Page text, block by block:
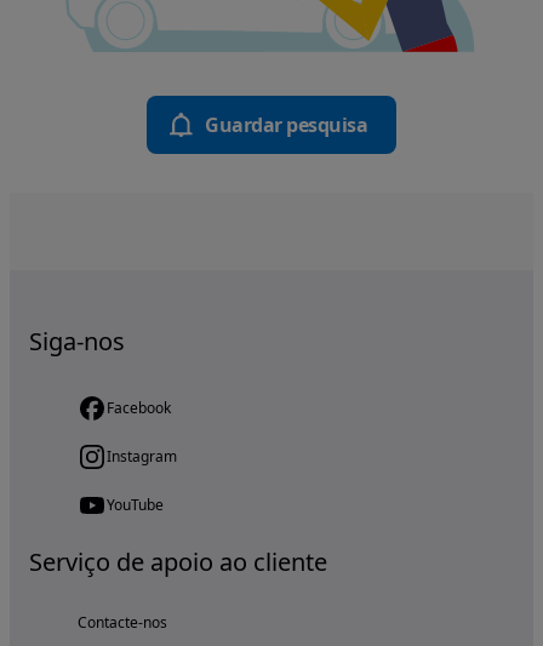
Guardar pesquisa
Siga-nos
Facebook
Instagram
YouTube
Serviço de apoio ao cliente
Contacte-nos